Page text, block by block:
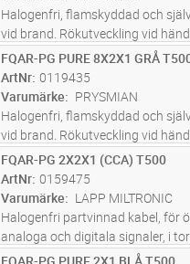
Halogenfri, flamskyddad och
vid brand. Rökutveckling vid
brand är liten, genomsynlig
utrymning) och ej skadlig för
utrustning. Partvinnade (2x2x0,
M Lägg i kundvagn
FQAR-PG PURE 8X2X1 GRÅ
ArtNr 0119435
Varumärke
PRYSMIAN
Halogenfri, flamskyddad och
vid brand. Rökutveckling vid
brand är liten, genomsynlig
utrymning) och ej skadlig för
utrustning. Partvinnade (2x2x0,
M Lägg i kundvagn
FQAR-PG 2X2X1 (CCA) T500
ArtNr 0159475
Varumärke
LAPP MILTRONIC
Halogenfri partvinnad kabel, för
analoga och digitala signaler, i
lokaler i exempelvis